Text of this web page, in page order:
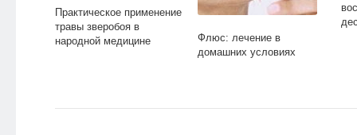
Практическое применение
травы зверобоя в
народной медицине
Флюс: лечение в
домашних условиях